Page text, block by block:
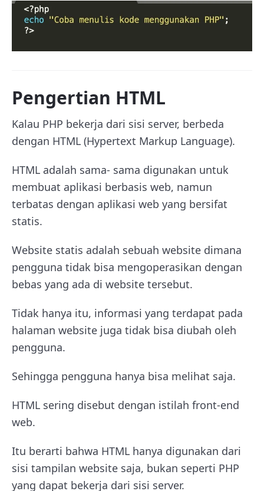
Pengertian HTML
Kalau PHP bekerja dari sisi server, berbeda
dengan HTML (Hypertext Markup Language).
HTML adalah sama- sama digunakan untuk
membuat aplikasi berbasis web, namun
terbatas dengan aplikasi web yang bersifat
statis.
Website statis adalah sebuah website dimana
pengguna tidak bisa mengoperasikan dengan
bebas yang ada di website tersebut.
Tidak hanya itu, informasi yang terdapat pada
halaman website juga tidak bisa diubah oleh
pengguna.
Sehingga pengguna hanya bisa melihat saja.
HTML sering disebut dengan istilah front-end
web.
Itu berarti bahwa HTML hanya digunakan dari
sisi tampilan website saja, bukan seperti PHP
yang dapat bekerja dari sisi server.